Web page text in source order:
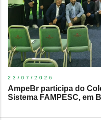
23/07/2026
AmpeBr participa do
Sistema FAMPESC, em